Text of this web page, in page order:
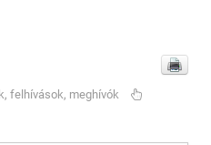
felhívások, meghívók